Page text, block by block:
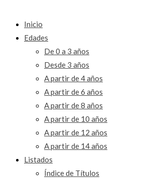
Inicio
Edades
De 0 a 3 años
Desde 3 años
A partir de 4 años
A partir de 6 años
A partir de 8 años
A partir de 10 años
A partir de 12 años
A partir de 14 años
Listados
Índice de Títulos